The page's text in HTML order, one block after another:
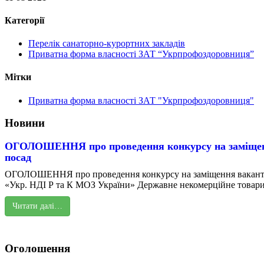
Категорії
Перелік санаторно-курортних закладів
Приватна форма власності ЗАТ “Укрпрофоздоровниця”
Мітки
Приватна форма власності ЗАТ "Укрпрофоздоровниця"
Новини
ОГОЛОШЕННЯ про проведення конкурсу на
посад
ОГОЛОШЕННЯ про проведення конкурсу на заміщення
«Укр. НДІ Р та К МОЗ України» Державне некомерційне
Читати далі…
Оголошення